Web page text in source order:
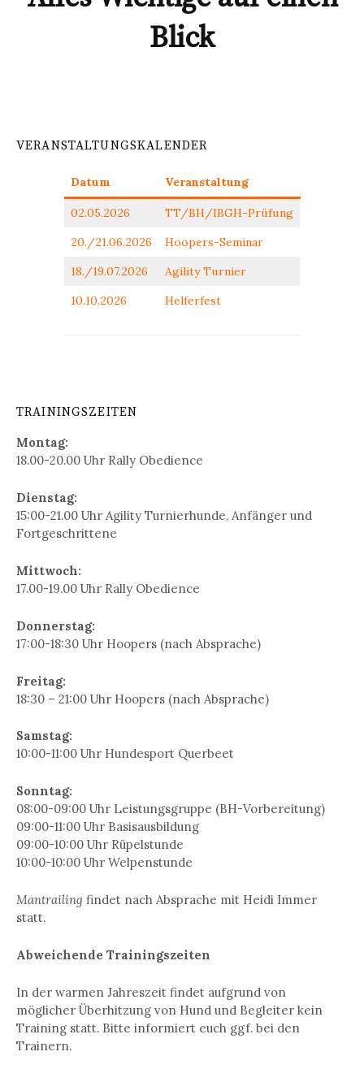
Blick
VERANSTALTUNGSKALENDER
Datum Veranstaltung
02.05.2026
TT/BH/IBGH-Prüfung
20./21.06.2026
Hoopers-Seminar
18./19.07.2026
Agility Turnier
10.10.2026
Helferfest
TRAININGSZEITEN
Montag:
18.00-20.00 Uhr Rally Obedience
Dienstag:
15:00-21.00 Uhr Agility Turnierhunde, Anfänger und
Fortgeschrittene
Mittwoch:
17.00-19.00 Uhr Rally Obedience
Donnerstag:
17:00-18:30 Uhr Hoopers (nach Absprache)
Freitag:
18:30 – 21:00 Uhr Hoopers (nach Absprache)
Samstag:
10:00-11:00 Uhr Hundesport Querbeet
Sonntag:
08:00-09:00 Uhr Leistungsgruppe (BH-Vorbereitung)
09:00-11:00 Uhr Basisausbildung
09:00-10:00 Uhr Rüpelstunde
10:00-10:00 Uhr Welpenstunde
Mantrailing findet nach Absprache mit Heidi Immer
statt.
Abweichende Trainingszeiten
In der warmen Jahreszeit findet aufgrund von
möglicher Überhitzung von Hund und Begleiter kein
Training statt. Bitte informiert euch ggf. bei den
Trainern.